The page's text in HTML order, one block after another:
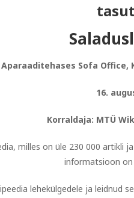
Aparaaditehases Sofa
16.
Korraldaja: MTÜ
milles on üle 230 000 artikli
informatsioon
lehekülgedele ja